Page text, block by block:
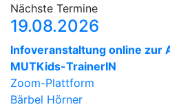
Nächste Termine
19.08.2026
Infoveranstaltung online zur
MUTKids-TrainerIN
Zoom-Plattform
Bärbel Hörner